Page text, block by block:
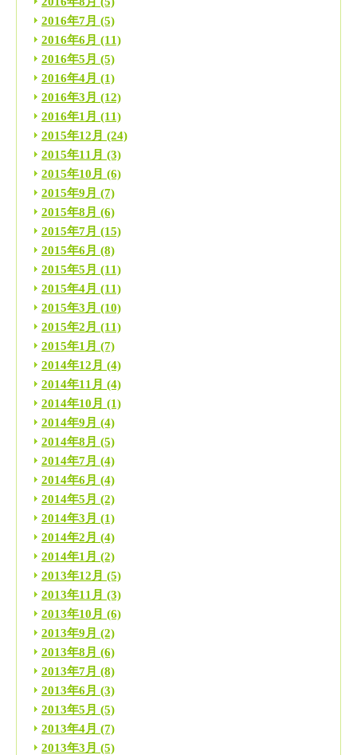
2016年7月 (5)
2016年6月 (11)
2016年5月 (5)
2016年4月 (1)
2016年3月 (12)
2016年1月 (11)
2015年12月 (24)
2015年11月 (3)
2015年10月 (6)
2015年9月 (7)
2015年8月 (6)
2015年7月 (15)
2015年6月 (8)
2015年5月 (11)
2015年4月 (11)
2015年3月 (10)
2015年2月 (11)
2015年1月 (7)
2014年12月 (4)
2014年11月 (4)
2014年10月 (1)
2014年9月 (4)
2014年8月 (5)
2014年7月 (4)
2014年6月 (4)
2014年5月 (2)
2014年3月 (1)
2014年2月 (4)
2014年1月 (2)
2013年12月 (5)
2013年11月 (3)
2013年10月 (6)
2013年9月 (2)
2013年8月 (6)
2013年7月 (8)
2013年6月 (3)
2013年5月 (5)
2013年4月 (7)
2013年3月 (5)